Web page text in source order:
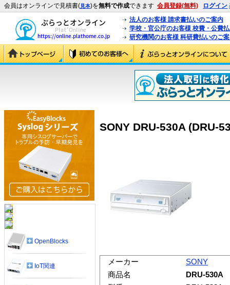
会員はオンラインで見積書(見本)を無料で作成できます 会員登録(無料) ログイン
法人のお客様 請求書払いのご案内
学校・官公庁のお客様 校費・公費
研究機関のお客様 科研費払いのご
SONY DRU-530A (DRU-
メーカー
SONY
商品名
DRU-530A
OpenBlocks
IoT関連